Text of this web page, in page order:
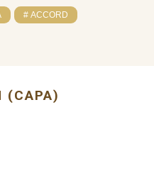
# ACCORD
(CAPA)